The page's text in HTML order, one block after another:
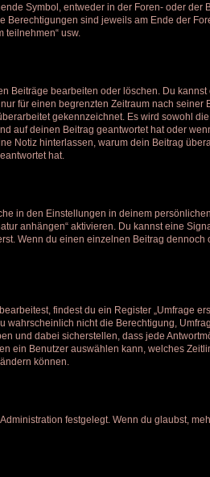
Symbol, entweder in der Foren- oder der
sind jeweils am Ende der
teilnehmen“ usw.
Beiträge bearbeiten oder löschen. Du
für einen begrenzten Zeitraum nach
gekennzeichnet. Es wird sowohl
auf deinen Beitrag geantwortet hat oder
Notiz hinterlassen, warum dein Beitrag
hat.
in den Einstellungen in deinem
anhängen“ aktivieren. Du kannst eine
Wenn du einen einzelnen Beitrag dennoch
findest du ein Register „Umfrage
nicht die Berechtigung,
und dabei sicherstellen, dass jede
ein Benutzer auswählen kann, welches
können.
festgelegt. Wenn du glaubst,